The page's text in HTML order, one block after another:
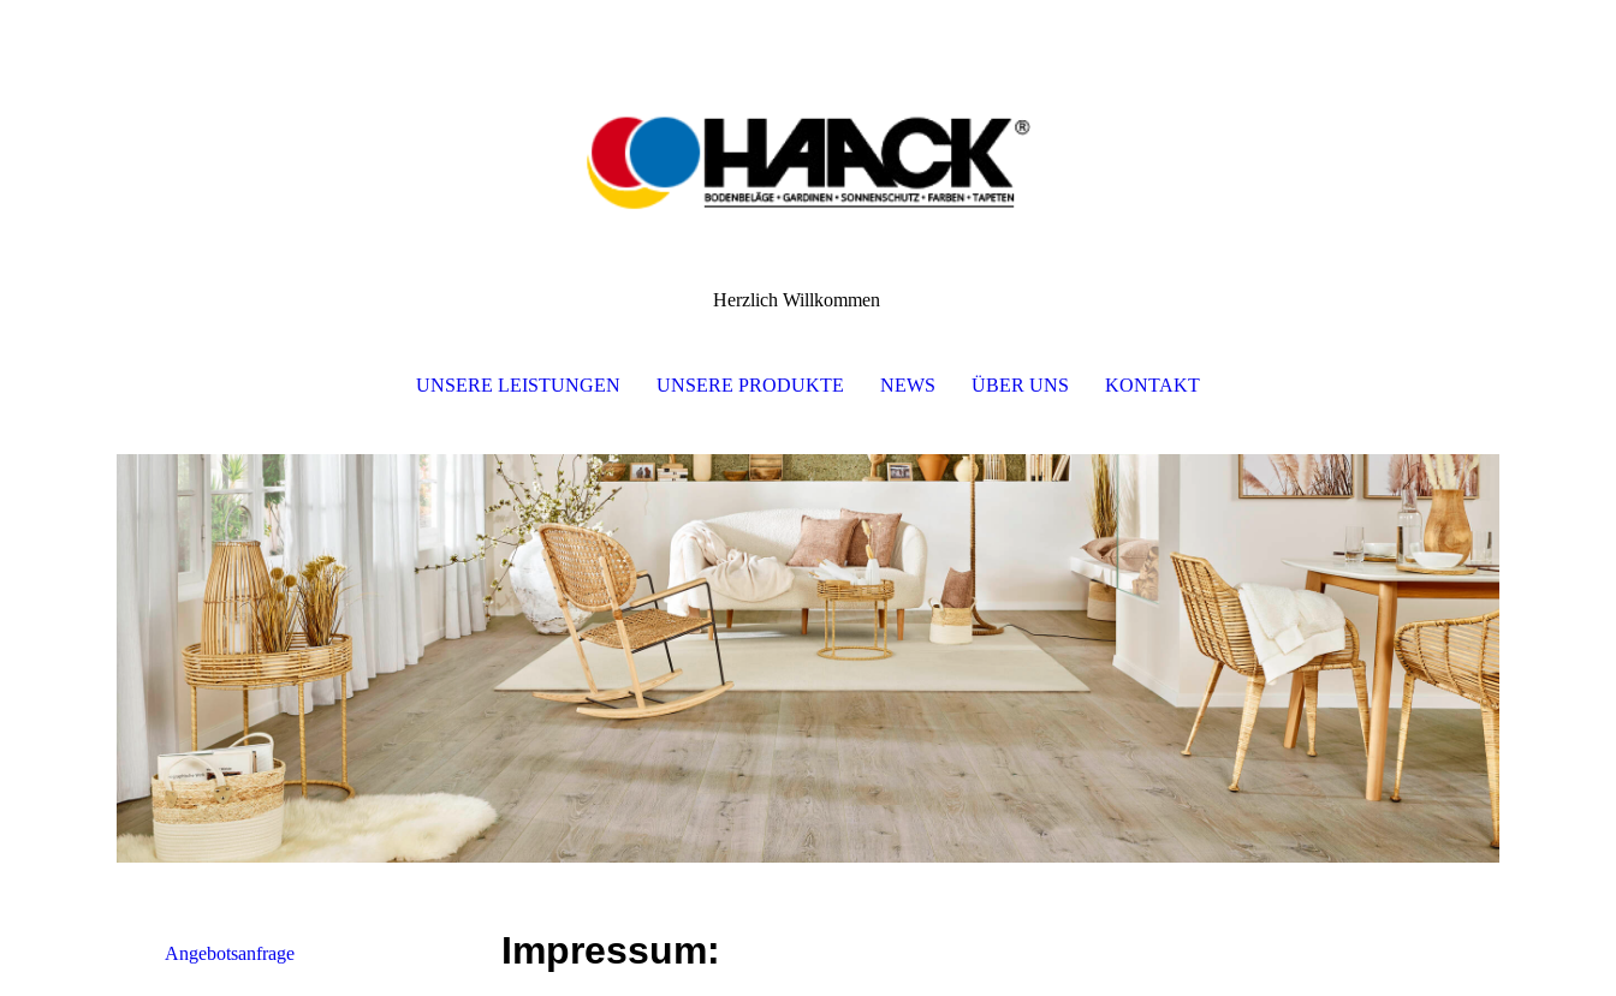
Herzlich Willkommen
UNSERE LEISTUNGEN UNSERE PRODUKTE NEWS ÜBER UNS KONTAKT
Angebotsanfrage Impressum: